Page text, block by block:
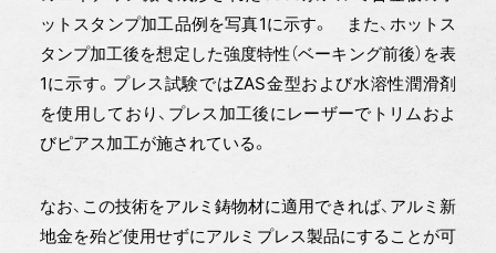
ットスタンプ加工品例を写真1に示す。 また、ホットス
タンプ加工後を想定した強度特性（ベーキング前後）を表
1に示す。プレス試験ではZAS金型および水溶性潤滑剤
を使用しており、プレス加工後にレーザーでトリムおよ
びピアス加工が施されている。
なお、この技術をアルミ鋳物材に適用できれば、アルミ新
地金を殆ど使用せずにアルミプレス製品にすることが可